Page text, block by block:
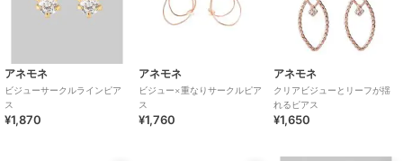
アネモネ
ビジューサークルラインピア
ス
¥1,870
アネモネ
ビジュー×重なりサークルピア
ス
¥1,760
アネモネ
クリアビジューとリーフが揺
れるピアス
¥1,650